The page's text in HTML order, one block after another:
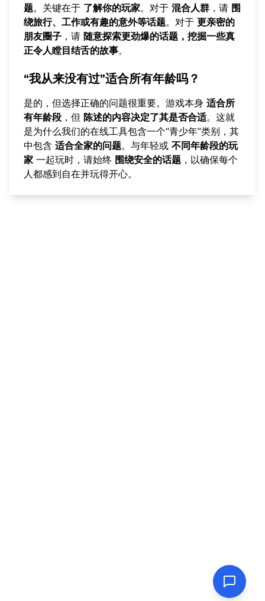
题。关键在于 了解你的玩家。对于 混合人群 ，请 围
绕旅行、工作或有趣的意外等话题。对于 更亲密的
朋友圈子 ，请 随意探索更劲爆的话题 ，挖掘一些真
正令人瞠目结舌的故事。
“我从来没有过”适合所有年龄吗？
是的，但选择正确的问题很重要。游戏本身 适合所
有年龄段 ，但 陈述的内容决定了其是否合适。这就
是为什么我们的在线工具包含一个“青少年”类别，其
中包含 适合全家的问题。与年轻或 不同年龄段的玩
家 一起玩时，请始终 围绕安全的话题 ，以确保每个
人都感到自在并玩得开心。